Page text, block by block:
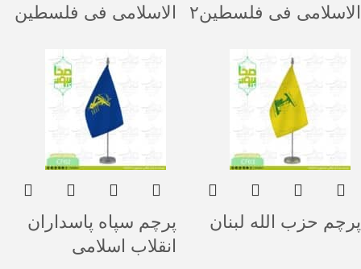
الاسلامی فی فلسطین۲
الاسلامی فی فلسطین
پرچم حزب الله لبنان
پرچم سپاه پاسداران
انقلاب اسلامی